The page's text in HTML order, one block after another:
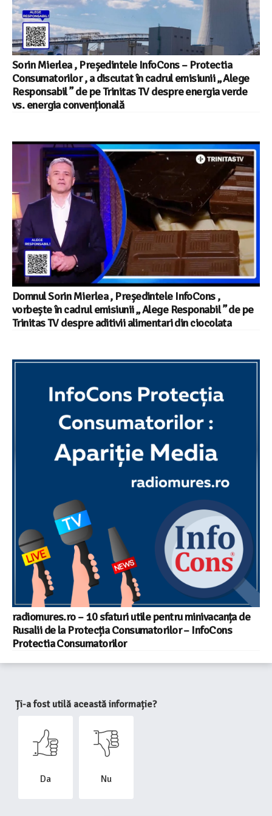
Sorin Mierlea , Președintele InfoCons – Protectia
Consumatorilor , a discutat în cadrul emisiunii „ Alege
Responsabil ” de pe Trinitas TV despre energia verde
vs. energia convențională
Domnul Sorin Mierlea , Președintele InfoCons ,
vorbește în cadrul emisiunii „ Alege Responabil ” de pe
Trinitas TV despre aditivii alimentari din ciocolata
radiomures.ro – 10 sfaturi utile pentru minivacanța de
Rusalii de la Protecția Consumatorilor – InfoCons
Protectia Consumatorilor
Ți-a fost utilă această informație?
Da Nu